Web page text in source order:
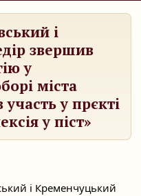
і
звершив
у
міста
у прєкті
у піст»
і Кременчуцький